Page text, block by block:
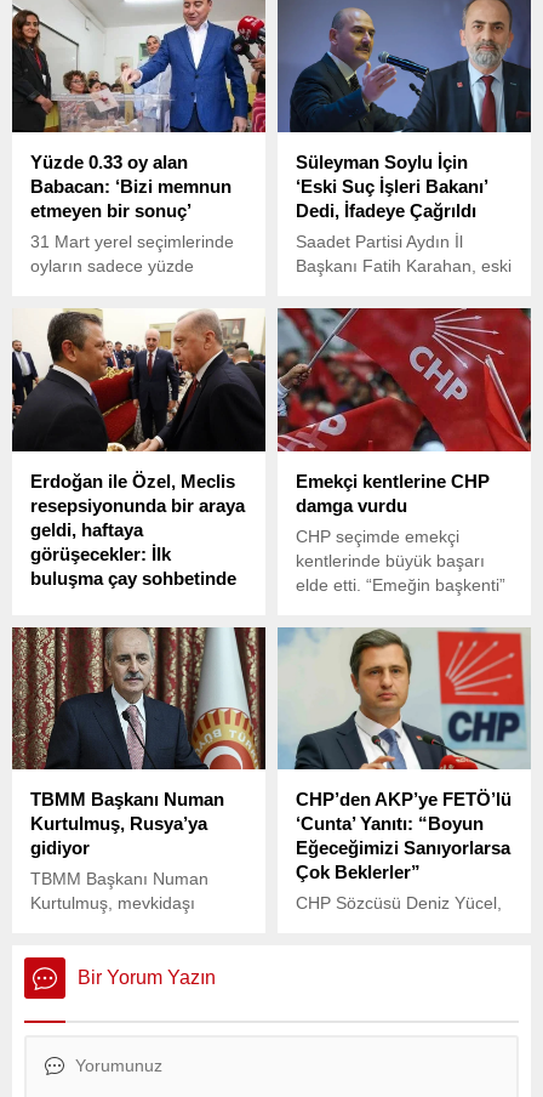
Yüzde 0.33 oy alan
Babacan: ‘Bizi memnun
etmeyen bir sonuç’
31 Mart yerel seçimlerinde
oyların sadece yüzde
Genel Başkanı Ali Babacan,
“Partimiz adına bizi
memnun etmeyen bir sonuç
elde ettik” dedi.
Süleyman Soylu İçin
‘Eski Suç İşleri Bakanı’
Dedi, İfadeye Çağrıldı
Saadet Partisi Aydın İl
Başkanı Fatih Karahan, eski
İstanbul Milletvekili
Süleyman Soylu hakkında
yaptığı bir paylaşım
nedeniyle ifadeye
çağrıldığını duyurdu.
Erdoğan ile Özel, Meclis
resepsiyonunda bir araya
geldi, haftaya
görüşecekler: İlk
buluşma çay sohbetinde
CHP lideri Özgür Özel
arasındaki ilk temas
TBMM’de düzenlenen 23
Nisan resepsiyonunda
gerçekleşti.
Emekçi kentlerine CHP
damga vurdu
CHP seçimde emekçi
kentlerinde büyük başarı
elde etti. “Emeğin başkenti”
madencilerin kenti
Zonguldak’ı AKP’nin elinden
TBMM Başkanı Numan
Kurtulmuş, Rusya’ya
gidiyor
TBMM Başkanı Numan
Kurtulmuş, mevkidaşı
Başkanı Valentina
Matviyenko'nun daveti
üzerine yarın Rusya'ya
Konseyi Genel Kurulu'na
CHP’den AKP’ye FETÖ’lü
‘Cunta’ Yanıtı: “Boyun
Eğeceğimizi Sanıyorlarsa
Çok Beklerler”
CHP Sözcüsü Deniz Yücel,
Bir Yorum Yazın